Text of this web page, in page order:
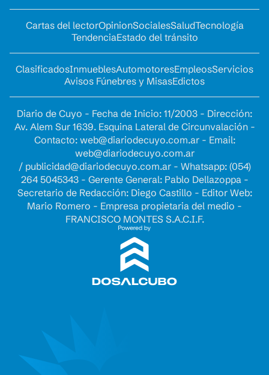
Cartas del lectorOpinionSocialesSaludTecnología
TendenciaEstado del tránsito
ClasificadosInmueblesAutomotoresEmpleosServicios
Avisos Fúnebres y MisasEdictos
Diario de Cuyo - Fecha de Inicio: 11/2003 - Dirección:
Av. Alem Sur 1639. Esquina Lateral de Circunvalación -
Contacto: web@diariodecuyo.com.ar- Email:
web@diariodecuyo.com.ar
/ publicidad@diariodecuyo.com.ar- Whatsapp: (054)
264 5045343 - Gerente General: Pablo Dellazoppa -
Secretario de Redacción: Diego Castillo - Editor Web:
Mario Romero - Empresa propietaria del medio -
FRANCISCO MONTES S.A.C.I.F.